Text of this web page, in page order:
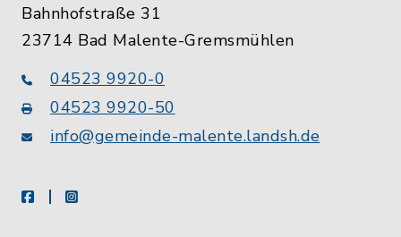
Bahnhofstraße 31
23714 Bad Malente-Gremsmühlen
04523 9920-0
04523 9920-50
info@gemeinde-malente.landsh.de
facebookinstagram